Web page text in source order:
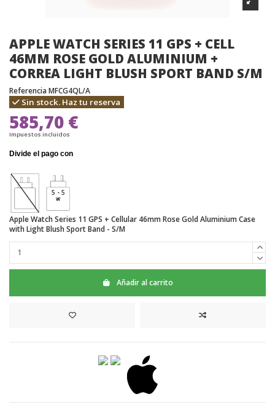
APPLE WATCH SERIES 11 GPS + CELL
46MM ROSE GOLD ALUMINIUM +
CORREA LIGHT BLUSH SPORT BAND S/M
Referencia MFCG4QL/A
Sin stock. Haz tu reserva
585,70 €
Impuestos incluidos
5 - 5
Apple Watch Series 11 GPS + Cellular 46mm Rose Gold Aluminium Case
with Light Blush Sport Band - S/M
Añadir al carrito